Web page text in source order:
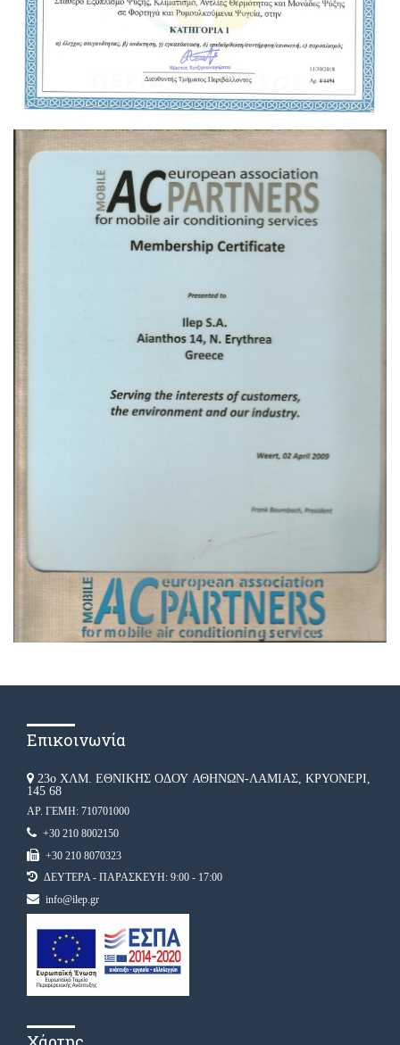
Επικοινωνία
23ο ΧΛΜ. ΕΘΝΙΚΗΣ ΟΔΟΥ ΑΘΗΝΩΝ-ΛΑΜΙΑΣ, ΚΡΥΟΝΕΡΙ,
145 68
ΑΡ. ΓΕΜΗ: 710701000
+30 210 8002150
+30 210 8070323
ΔΕΥΤΕΡΑ - ΠΑΡΑΣΚΕΥΗ: 9:00 - 17:00
info@ilep.gr